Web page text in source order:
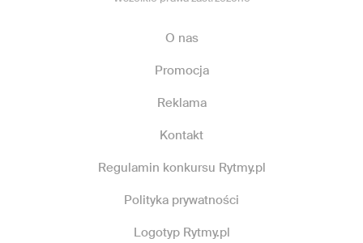
O nas
Promocja
Reklama
Kontakt
Regulamin konkursu Rytmy.pl
Polityka prywatności
Logotyp Rytmy.pl